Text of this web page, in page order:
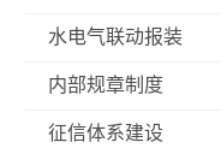
水电气联动报装
内部规章制度
征信体系建设